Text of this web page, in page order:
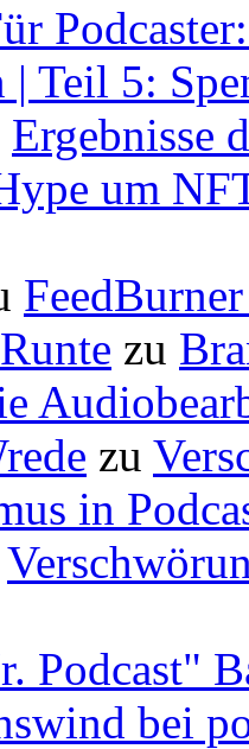
| Teil 5:
Ergebnisse
um
zu
zu
in
Podcast"
bei